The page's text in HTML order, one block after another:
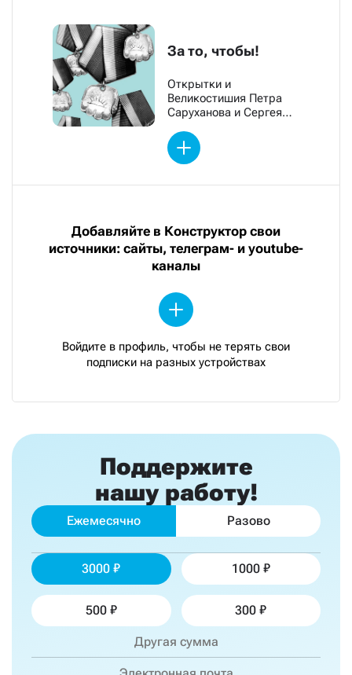
За то, чтобы!
Открытки и
Великостишия Петра
Саруханова и Сергея
Добавляйте в Конструктор свои
источники: сайты, телеграм- и youtube-
каналы
Войдите в профиль, чтобы не терять свои
подписки на разных устройствах
Поддержите
нашу работу!
Ежемесячно Разово
3000 1000
500 300